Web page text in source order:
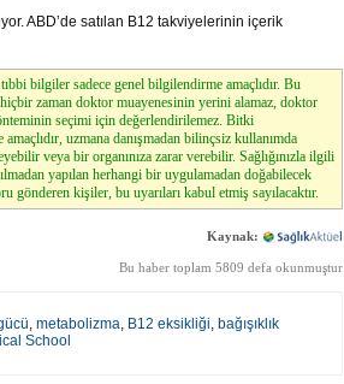
ABD’de satılan B12 takviyelerinin içerik
bilgiler sadece genel bilgilendirme amaçlıdır. Bu
zaman doktor muayenesinin yerini alamaz, doktor
seçimi için değerlendirilemez. Bitki
uzmana danışmadan bilinçsiz kullanımda
veya bir organınıza zarar verebilir. Sağlığınızla ilgili
yapılan herhangi bir uygulamadan doğabilecek
kişiler, bu uyarıları kabul etmiş sayılacaktır.
Kaynak:
Bu haber toplam 5809 defa okunmuştur
, metabolizma, B12 eksikliği, bağışıklık
School